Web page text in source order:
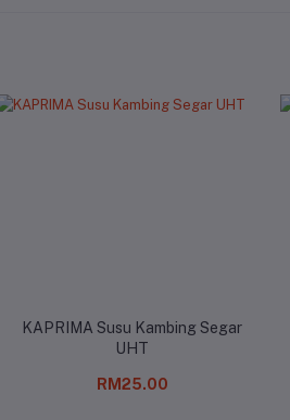
KAPRIMA Susu Kambing Segar
UHT
RM25.00